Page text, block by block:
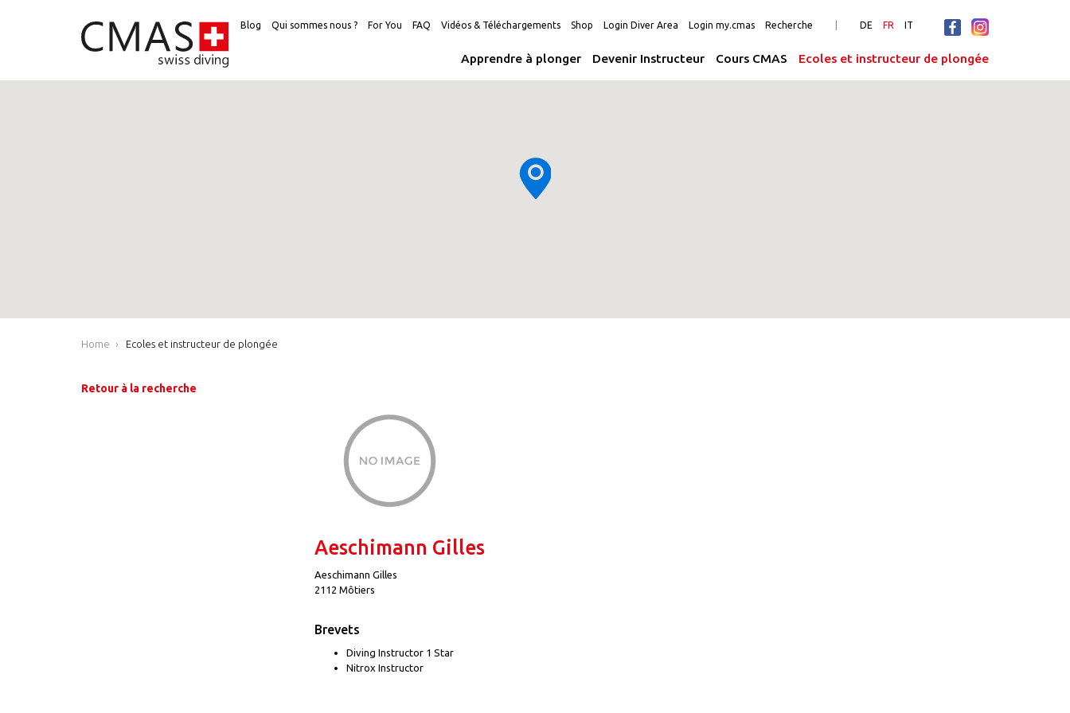
Blog Qui sommes nous ? For You FAQ Vidéos & Téléchargements Shop Login Diver Area Login my.cmas Recherche DE FR IT
Apprendre à plonger Devenir Instructeur Cours CMAS Ecoles et instructeur de plongée
Home Ecoles et instructeur de plongée
Retour à la recherche
Aeschimann Gilles
Aeschimann Gilles
2112 Môtiers
Brevets
Diving Instructor 1 Star
Nitrox Instructor